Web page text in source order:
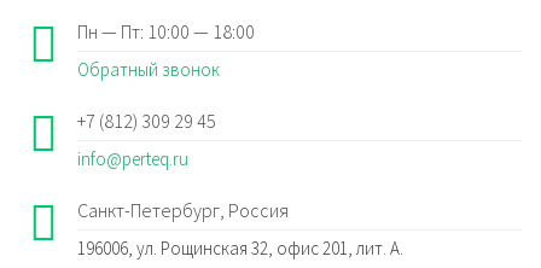
Пн — Пт: 10:00 — 18:00
Обратный звонок
+7 (812) 309 29 45
info@perteq.ru
Санкт-Петербург, Россия
196006, ул. Рощинская 32, офис 201, лит. А.